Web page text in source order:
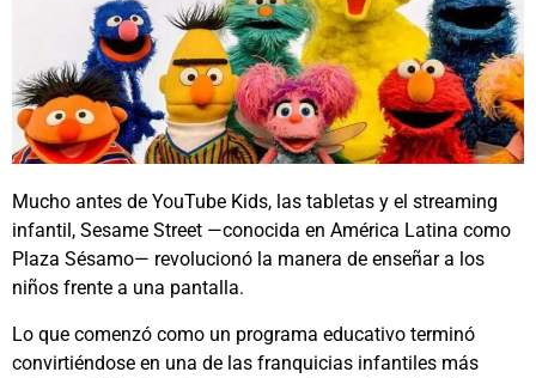
Mucho antes de YouTube Kids, las tabletas y el streaming
infantil, Sesame Street —conocida en América Latina como
Plaza Sésamo— revolucionó la manera de enseñar a los
niños frente a una pantalla.
Lo que comenzó como un programa educativo terminó
convirtiéndose en una de las franquicias infantiles más